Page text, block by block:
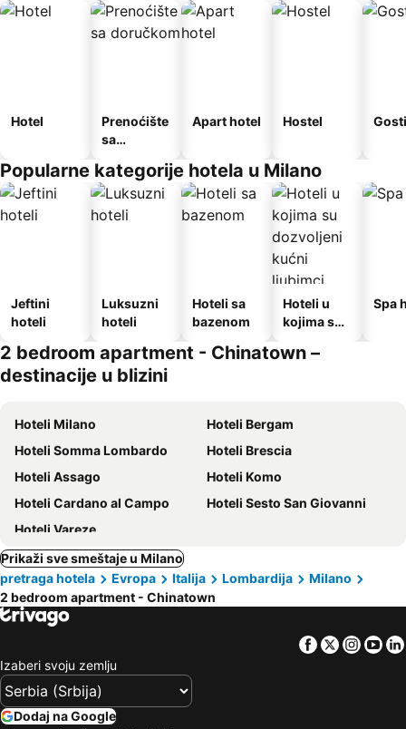
Hotel
Prenoćište
sa
Apart hotel Hostel
Popularne kategorije hotela u Milano
Jeftini
hoteli
Luksuzni
hoteli
Hoteli sa
bazenom
Hoteli u
kojima su
kućni
Spa
2 bedroom apartment - Chinatown –
destinacije u blizini
Hoteli Milano
Hoteli Bergam
Hoteli Somma Lombardo
Hoteli Brescia
Hoteli Assago
Hoteli Komo
Hoteli Cardano al Campo
Hoteli Sesto San Giovanni
Hoteli Vareze
Prikaži sve smeštaje u Milano
pretraga hotela
Evropa Italija Lombardija
Milano
2 bedroom apartment - Chinatown
Facebook
Twitter
Izaberi svoju zemlju
Dodaj na Google